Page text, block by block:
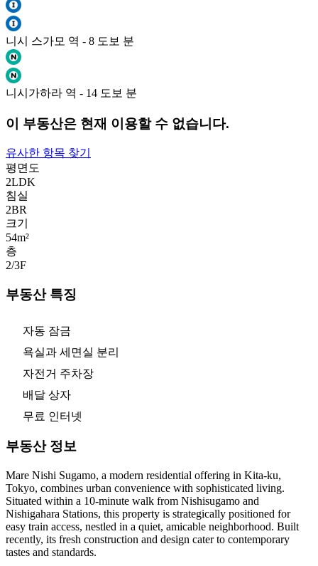
니시 스가모 역 - 8 도보 분
니시가하라 역 - 14 도보 분
이 부동산은 현재 이용할 수 없습니다.
유사한 항목 찾기
평면도
2LDK
침실
2BR
크기
54m²
층
2/3F
부동산 특징
자동 잠금
욕실과 세면실 분리
자전거 주차장
배달 상자
무료 인터넷
부동산 정보
Mare Nishi Sugamo, a modern residential offering in Kita-ku,
Tokyo, combines urban convenience with sophisticated living.
Situated within a 10-minute walk from Nishisugamo and
Nishigahara Stations, this property is strategically positioned for
easy train access, nestled in a quiet, amicable neighborhood. Built
recently, its fresh construction and design cater to contemporary
tastes and standards.